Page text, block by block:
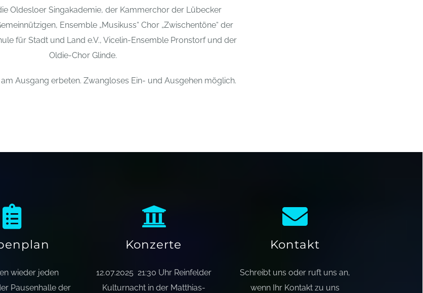
Oldesloer Singakademie, der Kammerchor der Lübecker
Ensemble „Musikuss“ Chor „Zwischentöne“ der
für Stadt und Land e.V., Vicelin-Ensemble Pronstorf und der
Oldie-Chor Glinde.
Ausgang erbeten. Zwangloses Ein- und Ausgehen möglich.
wieder jeden
Pausenhalle der
Konzerte
12.07.2025 21:30 Uhr Reinfelder
Kulturnacht in der Matthias-
Kontakt
Schreibt uns oder ruft uns an,
wenn Ihr Kontakt zu uns